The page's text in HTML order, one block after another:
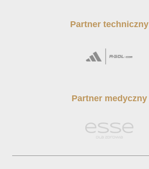
Partner techniczny
Partner medyczny